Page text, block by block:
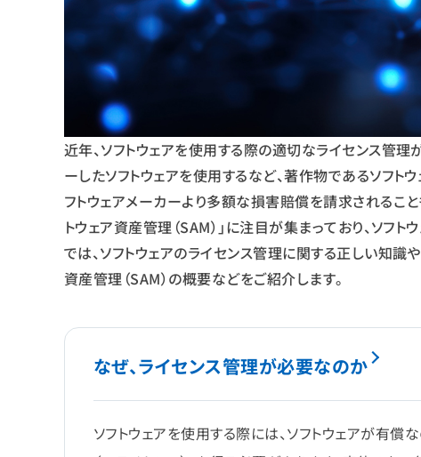
近年、ソフトウェアを使用する際の適切なライセンス管理
ーしたソフトウェアを使用するなど、著作物であるソフ
フトウェアメーカーより多額な損害賠償を請求されること
トウェア資産管理（SAM）」に注目が集まっており、ソフ
では、ソフトウェアのライセンス管理に関する正しい知識
資産管理（SAM）の概要などをご紹介します。
なぜ、ライセンス管理が必要なのか
ソフトウェアを使用する際には、ソフトウェアが有